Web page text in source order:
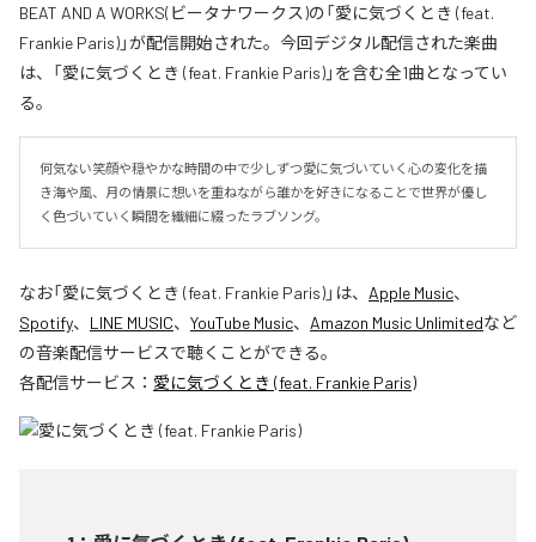
BEAT AND A WORKS(ビータナワークス)の「愛に気づくとき (feat.
Frankie Paris)」が配信開始された。今回デジタル配信された楽曲
は、「愛に気づくとき (feat. Frankie Paris)」を含む全1曲となってい
る。
何気ない笑顔や穏やかな時間の中で少しずつ愛に気づいていく心の変化を描
き海や風、月の情景に想いを重ねながら誰かを好きになることで世界が優し
く色づいていく瞬間を繊細に綴ったラブソング。
なお「愛に気づくとき (feat. Frankie Paris)」は、 Apple Music、
Spotify、 LINE MUSIC、 YouTube Music、 Amazon Music Unlimitedなど
の音楽配信サービスで聴くことができる。
各配信サービス： 愛に気づくとき (feat. Frankie Paris)